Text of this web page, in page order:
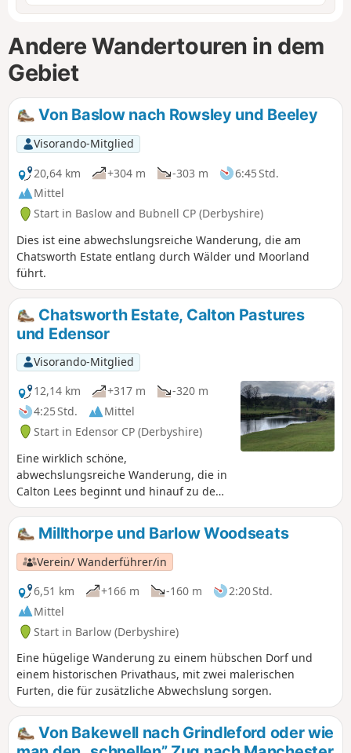
Andere Wandertouren in dem
Gebiet
Von Baslow nach Rowsley und Beeley
Visorando-Mitglied
20,64 km
+304 m -303 m
6:45 Std.
Mittel
Start in Baslow and Bubnell CP (Derbyshire)
Dies ist eine abwechslungsreiche Wanderung, die am
Chatsworth Estate entlang durch Wälder und Moorland
führt.
Chatsworth Estate, Calton Pastures
und Edensor
Visorando-Mitglied
12,14 km
+317 m
-320 m
4:25 Std.
Mittel
Start in Edensor CP (Derbyshire)
Eine wirklich schöne,
abwechslungsreiche Wanderung, die in
Calton Lees beginnt und hinauf zu den
Calton Pastures führt, von wo aus man
einen herrlichen Blick über die
Umgebung von Bakewell und
Chatsworth House hat. Nachdem Sie
das Haus passiert haben, steigen Sie
durch Stand Wood hinauf und kehren
über Beeley zum Parkplatz zurück.
Millthorpe und Barlow Woodseats
Verein/ Wanderführer/in
6,51 km
+166 m -160 m
2:20 Std.
Mittel
Start in Barlow (Derbyshire)
Eine hügelige Wanderung zu einem hübschen Dorf und
einem historischen Privathaus, mit zwei malerischen
Furten, die für zusätzliche Abwechslung sorgen.
Von Bakewell nach Grindleford oder wie